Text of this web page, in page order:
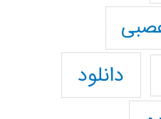
دانلود